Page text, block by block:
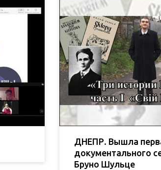
ДНЕПР. Вышла
документального
Бруно Шульце